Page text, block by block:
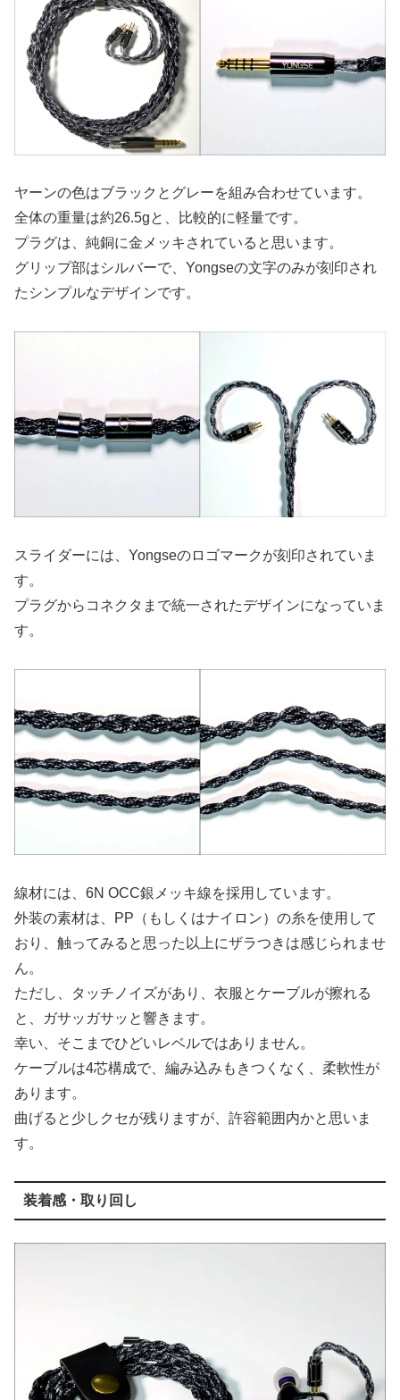
ヤーンの色はブラックとグレーを組み合わせています。
全体の重量は約26.5gと、比較的に軽量です。
プラグは、純銅に金メッキされていると思います。
グリップ部はシルバーで、Yongseの文字のみが刻印され
たシンプルなデザインです。
スライダーには、Yongseのロゴマークが刻印されていま
す。
プラグからコネクタまで統一されたデザインになっていま
す。
線材には、6N OCC銀メッキ線を採用しています。
外装の素材は、PP（もしくはナイロン）の糸を使用して
おり、触ってみると思った以上にザラつきは感じられませ
ん。
ただし、タッチノイズがあり、衣服とケーブルが擦れる
と、ガサッガサッと響きます。
幸い、そこまでひどいレベルではありません。
ケーブルは4芯構成で、編み込みもきつくなく、柔軟性が
あります。
曲げると少しクセが残りますが、許容範囲内かと思いま
す。
装着感・取り回し